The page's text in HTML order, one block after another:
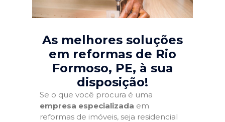
As melhores soluções
em reformas de Rio
Formoso, PE, à sua
disposição!
Se o que você procura é uma
empresa especializada em
reformas de imóveis, seja residencial